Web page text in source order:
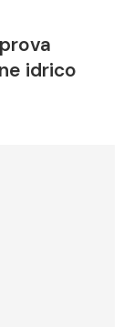
idrico